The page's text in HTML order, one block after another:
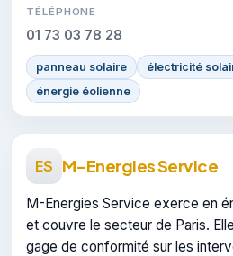
TÉLÉPHONE
01 73 03 78 28
panneau solaire électricité
énergie éolienne
ES M-Energies Service
M-Energies Service exerce en
et couvre le secteur de Paris.
gage de conformité sur les